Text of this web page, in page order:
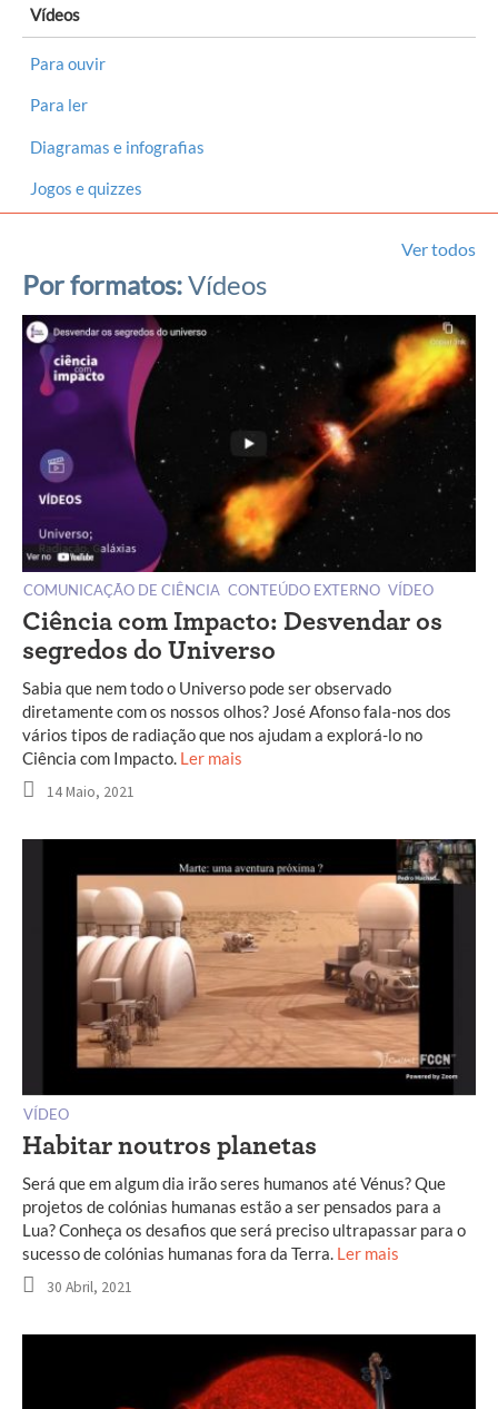
Vídeos
Para ouvir
Para ler
Diagramas e infografias
Jogos e quizzes
Por formatos:Vídeos
Ver todos
COMUNICAÇÃO DE CIÊNCIA CONTEÚDO EXTERNO VÍDEO
Ciência com Impacto: Desvendar os
segredos do Universo
Sabia que nem todo o Universo pode ser observado
diretamente com os nossos olhos? José Afonso fala-nos dos
vários tipos de radiação que nos ajudam a explorá-lo no
Ciência com Impacto. Ler mais
14 Maio, 2021
VÍDEO
Habitar noutros planetas
Será que em algum dia irão seres humanos até Vénus? Que
projetos de colónias humanas estão a ser pensados para a
Lua? Conheça os desafios que será preciso ultrapassar para o
sucesso de colónias humanas fora da Terra. Ler mais
30 Abril, 2021